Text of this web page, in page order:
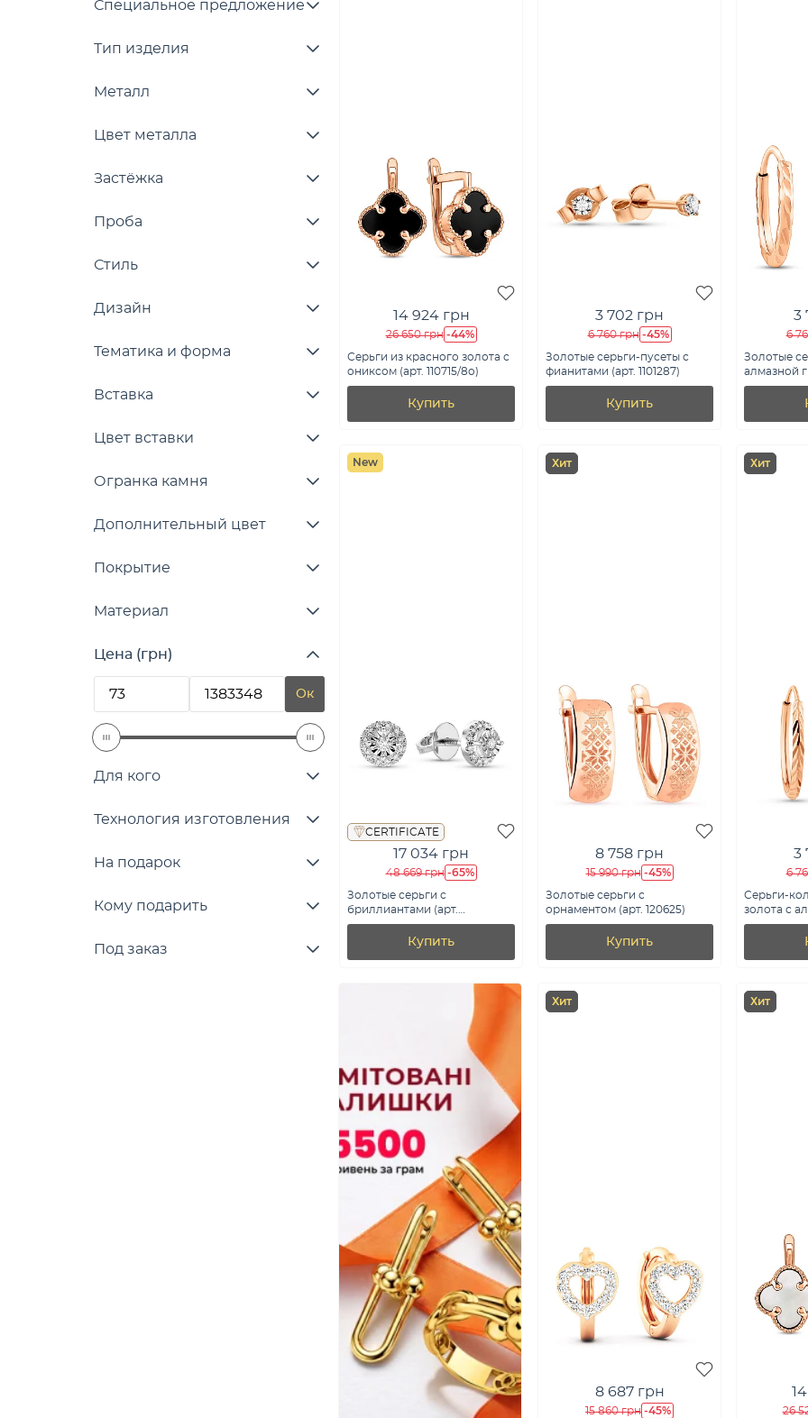
Специальное предложение
Тип изделия
Металл
Цвет металла
Застёжка
Проба
Стиль
Дизайн
Тематика и форма
Вставка
Цвет вставки
Огранка камня
Дополнительный цвет
Покрытие
Материал
Цена (грн)
Ок
Для кого
Технология изготовления
На подарок
Кому подарить
Под заказ
14 924 грн
26 650 грн -44%
Серьги из красного золота с
ониксом (арт. 110715/8о)
Купить
3 702 грн
6 760 грн -45%
Золотые серьги-пусеты с
фианитами (арт. 1101287)
Купить
3
6
Золотые
алмазной
121903/10)
New
CERTIFICATE
17 034 грн
48 669 грн -65%
Золотые серьги с
бриллиантами (арт.
Т011684010б)
Купить
Хит
8 758 грн
15 990 грн -45%
Золотые серьги с
орнаментом (арт. 120625)
Купить
Хит
3
6
Серьги-
золота с
(арт.
Хит
8 687 грн
15 860 грн -45%
Хит
26